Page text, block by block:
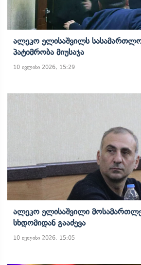
Ალეკო Ელისაშვილს
Პატიმრობა Მიუსაჯა
10 ივლისი 2026, 15:29
Ალეკო Ელისაშვილი
Სხდომიდან Გააძევა
10 ივლისი 2026, 15:05